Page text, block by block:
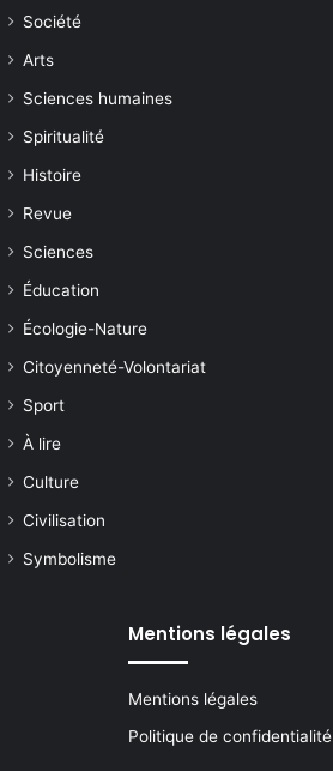
Société
Arts
Sciences humaines
Spiritualité
Histoire
Revue
Sciences
Éducation
Écologie-Nature
Citoyenneté-Volontariat
Sport
À lire
Culture
Civilisation
Symbolisme
Mentions légales
Mentions légales
Politique de confidentialité